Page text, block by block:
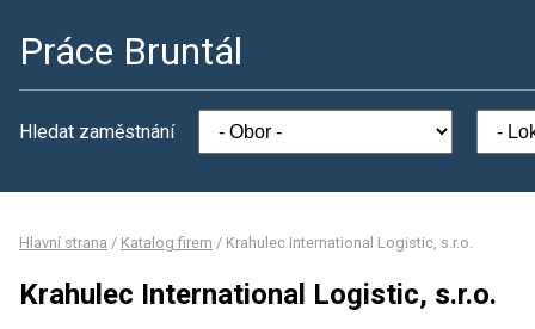
Práce Bruntál
Hledat zaměstnání
Hlavní strana / Katalog firem / Krahulec International Logistic, s.r.o.
Krahulec International Logistic, s.r.o.